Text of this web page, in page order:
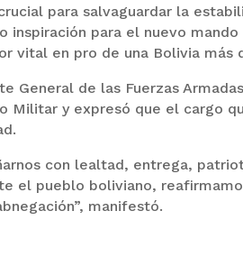
para salvaguardar la
inspiración para el nuevo
vital en pro de una Bolivia más
General de las Fuerzas
Militar y expresó que el cargo
con lealtad, entrega,
el pueblo boliviano,
manifestó.